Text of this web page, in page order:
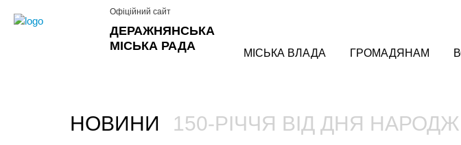
ДЕРАЖНЯНСЬКА
МІСЬКА РАДА
Офіційний сайт
МІСЬКА ВЛАДА ГРОМАДЯНАМ
НОВИНИ 150-РІЧЧЯ ВІД ДНЯ